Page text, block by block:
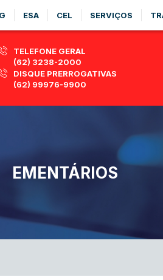
ESA CEL SERVIÇOS
TELEFONE GERAL
(62) 3238-2000
DISQUE PRERROGATIVAS
(62) 99976-9900
EMENTÁRIOS